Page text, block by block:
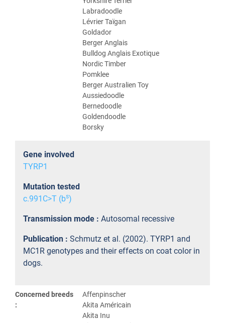
Labradoodle
Lévrier Taïgan
Goldador
Berger Anglais
Bulldog Anglais Exotique
Nordic Timber
Pomklee
Berger Australien Toy
Aussiedoodle
Bernedoodle
Goldendoodle
Borsky
Gene involved
TYRP1
Mutation tested
c.991C>T (bs)
Transmission mode : Autosomal recessive
Publication : Schmutz et al. (2002). TYRP1 and
MC1R genotypes and their effects on coat color in
dogs.
Concerned breeds
:
Affenpinscher
Akita Américain
Akita Inu